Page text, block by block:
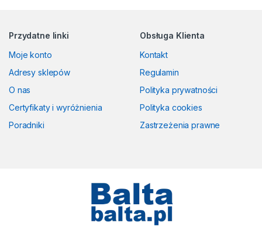
Przydatne linki
Moje konto
Adresy sklepów
O nas
Certyfikaty i wyróżnienia
Poradniki
Obsługa Klienta
Kontakt
Regulamin
Polityka prywatności
Polityka cookies
Zastrzeżenia prawne